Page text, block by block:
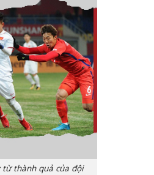
từ thành quả của đội